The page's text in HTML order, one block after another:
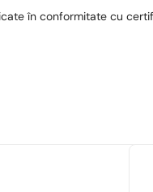
în conformitate cu